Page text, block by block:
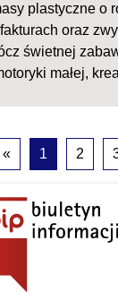
plastyczne o
oraz
świetnej
małej,
« 1 2